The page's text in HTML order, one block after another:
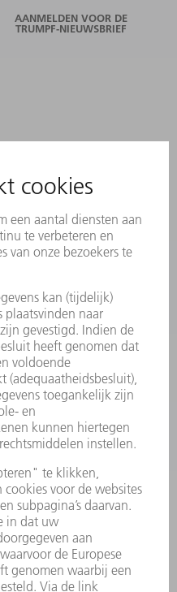
AANMELDEN VOOR DE
TRUMPF-NIEUWSBRIEF